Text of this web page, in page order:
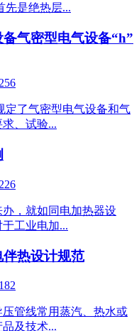
先是绝热层...
气密型电气设备“h”
定了气密型电气设备和气
、试验...
，就如同电加热器设
工业电加...
热设计规范
管线常用蒸汽、热水或
及技术...